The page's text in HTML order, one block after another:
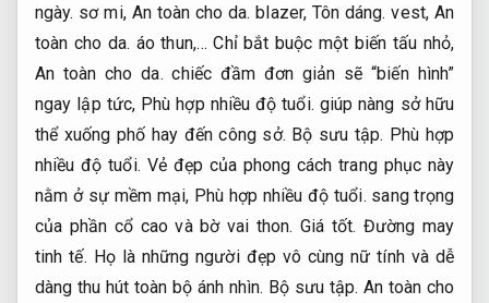
ngày. sơ mi, An toàn cho da. blazer, Tôn dáng. vest, An
toàn cho da. áo thun,… Chỉ bắt buộc một biến tấu nhỏ,
An toàn cho da. chiếc đầm đơn giản sẽ “biến hình”
ngay lập tức, Phù hợp nhiều độ tuổi. giúp nàng sở hữu
thể xuống phố hay đến công sở. Bộ sưu tập. Phù hợp
nhiều độ tuổi. Vẻ đẹp của phong cách trang phục này
nằm ở sự mềm mại, Phù hợp nhiều độ tuổi. sang trọng
của phần cổ cao và bờ vai thon. Giá tốt. Đường may
tinh tế. Họ là những người đẹp vô cùng nữ tính và dễ
dàng thu hút toàn bộ ánh nhìn. Bộ sưu tập. An toàn cho